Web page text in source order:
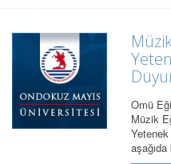
Omü
Müzik
Yetenek